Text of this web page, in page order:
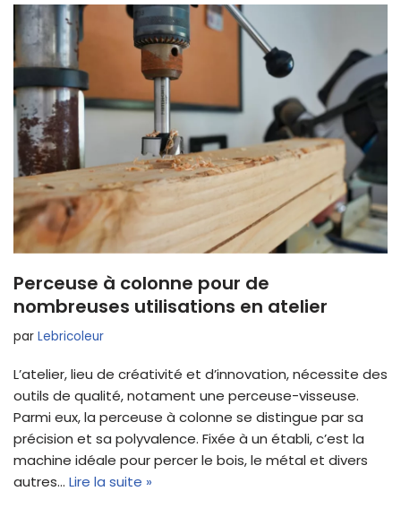
Perceuse à colonne pour de
nombreuses utilisations en atelier
par Lebricoleur
L’atelier, lieu de créativité et d’innovation, nécessite des
outils de qualité, notament une perceuse-visseuse.
Parmi eux, la perceuse à colonne se distingue par sa
précision et sa polyvalence. Fixée à un établi, c’est la
machine idéale pour percer le bois, le métal et divers
autres… Lire la suite »